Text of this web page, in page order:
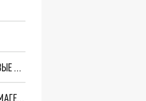
"ОЧЕНЬ ПЛОХИЕ НОВОСТИ": БОЛЬШАЯ ОШИБКА PALANTIR В РОССИИ. СТРАНЫ НАТО ВПЕРВЫЕ ЗА СВО ОСТАНОВИЛИ ПОСТАВКИ ОРУЖИЯ. ВСУ ТЕРЯЮТ ПРИГРАНИЧЬЕ?
ТРИ ГЛАВНЫХ ИНСАЙДА ОБ СВО. ОТМЕНА МОБИЛИЗАЦИИ И ВОЗВРАЩЕНИЕ "ГЕНЕРАЛА АРМАГЕДДОНА"? ОТЛИЧНЫЕ НОВОСТИ, КОТОРЫЕ ЖДАЛИ ВСЕ